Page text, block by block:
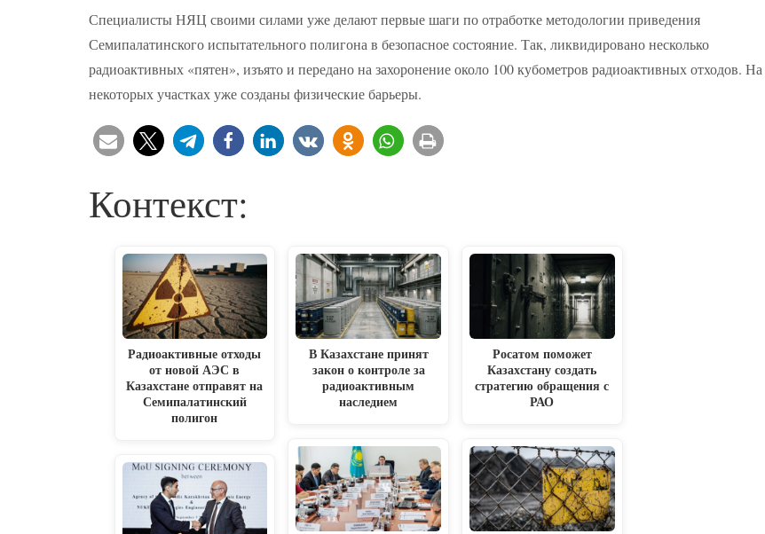
Специалисты НЯЦ своими силами уже делают первые шаги по отработке методологии приведения
Семипалатинского испытательного полигона в безопасное состояние. Так, ликвидировано несколько
радиоактивных «пятен», изъято и передано на захоронение около 100 кубометров радиоактивных отходов. На
некоторых участках уже созданы физические барьеры.
Контекст:
Радиоактивные отходы
от новой АЭС в
Казахстане отправят на
Семипалатинский
полигон
В Казахстане принят
закон о контроле за
радиоактивным
наследием
Росатом поможет
Казахстану создать
стратегию обращения с
РАО